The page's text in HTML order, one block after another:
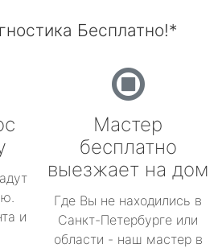
Бесплатно!*
и
Мастер
бесплатно
выезжает на дом
Где Вы не находились в
Санкт-Петербурге или
области - наш мастер в